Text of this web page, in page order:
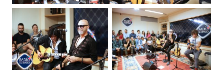
Costume
Extra
Eventi